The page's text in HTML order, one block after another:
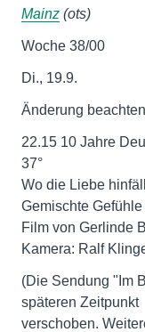
Mainz (ots)
Woche 38/00
Di., 19.9.
Änderung
22.15 10 Jahre
37°
Wo die Liebe
Gemischte
Film von Gerlinde
Kamera: Ralf
(Die Sendung "Im
späteren Zeitpunkt
verschoben.